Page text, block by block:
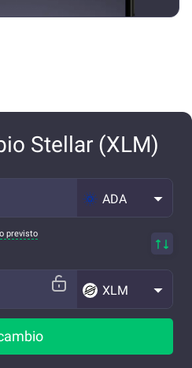
Stellar (XLM)
ADA
previsto
XLM